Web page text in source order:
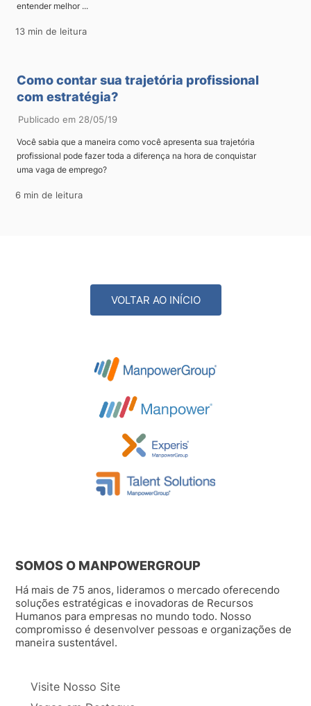
entender melhor ...
13 min de leitura
Como contar sua trajetória profissional
com estratégia?
Publicado em 28/05/19
Você sabia que a maneira como você apresenta sua trajetória
profissional pode fazer toda a diferença na hora de conquistar
uma vaga de emprego?
6 min de leitura
VOLTAR AO INÍCIO
SOMOS O MANPOWERGROUP
Há mais de 75 anos, lideramos o mercado oferecendo
soluções estratégicas e inovadoras de Recursos
Humanos para empresas no mundo todo. Nosso
compromisso é desenvolver pessoas e organizações de
maneira sustentável.
Visite Nosso Site